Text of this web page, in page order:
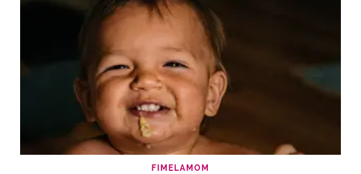
FIMELAMOM